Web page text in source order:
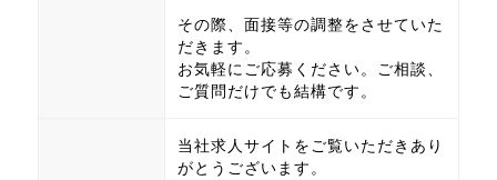
その際、面接等の調整をさせていた
だきます。
お気軽にご応募ください。ご相談、
ご質問だけでも結構です。
当社求人サイトをご覧いただきあり
がとうございます。